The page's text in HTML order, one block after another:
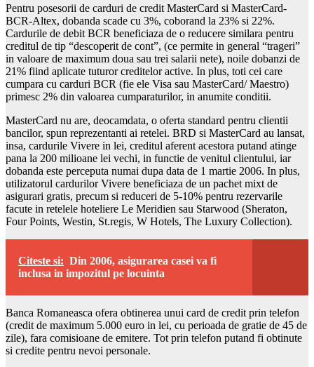
Pentru posesorii de carduri de credit MasterCard si MasterCard-
BCR-Altex, dobanda scade cu 3%, coborand la 23% si 22%.
Cardurile de debit BCR beneficiaza de o reducere similara pentru
creditul de tip “descoperit de cont”, (ce permite in general “trageri”
in valoare de maximum doua sau trei salarii nete), noile dobanzi de
21% fiind aplicate tuturor creditelor active. In plus, toti cei care
cumpara cu carduri BCR (fie ele Visa sau MasterCard/ Maestro)
primesc 2% din valoarea cumparaturilor, in anumite conditii.
MasterCard nu are, deocamdata, o oferta standard pentru clientii
bancilor, spun reprezentanti ai retelei. BRD si MasterCard au lansat,
insa, cardurile Vivere in lei, creditul aferent acestora putand atinge
pana la 200 milioane lei vechi, in functie de venitul clientului, iar
dobanda este perceputa numai dupa data de 1 martie 2006. In plus,
utilizatorul cardurilor Vivere beneficiaza de un pachet mixt de
asigurari gratis, precum si reduceri de 5-10% pentru rezervarile
facute in retelele hoteliere Le Meridien sau Starwood (Sheraton,
Four Points, Westin, St.regis, W Hotels, The Luxury Collection).
Citeste si: Din 2006, asigurarea casei va fi
inclusa in impozitul pe locuinta
Banca Romaneasca ofera obtinerea unui card de credit prin telefon
(credit de maximum 5.000 euro in lei, cu perioada de gratie de 45 de
zile), fara comisioane de emitere. Tot prin telefon putand fi obtinute
si credite pentru nevoi personale.